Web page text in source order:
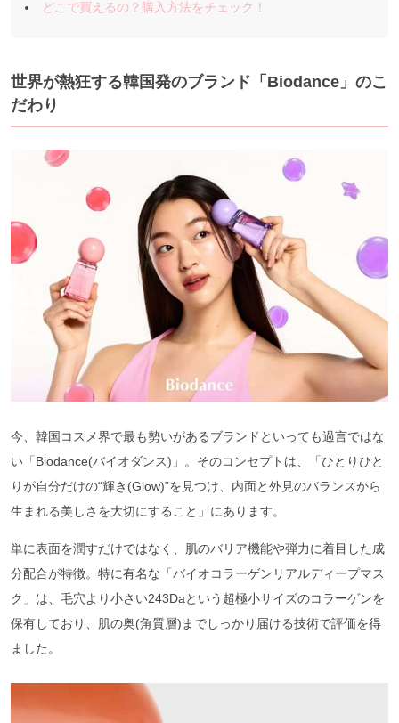
どこで買えるの？購入方法をチェック！
世界が熱狂する韓国発のブランド「Biodance」のこ
だわり
今、韓国コスメ界で最も勢いがあるブランドといっても過言ではな
い「Biodance(バイオダンス)」。そのコンセプトは、「ひとりひと
りが自分だけの“輝き(Glow)”を見つけ、内面と外見のバランスから
生まれる美しさを大切にすること」にあります。
単に表面を潤すだけではなく、肌のバリア機能や弾力に着目した成
分配合が特徴。特に有名な「バイオコラーゲンリアルディープマス
ク」は、毛穴より小さい243Daという超極小サイズのコラーゲンを
保有しており、肌の奥(角質層)までしっかり届ける技術で評価を得
ました。